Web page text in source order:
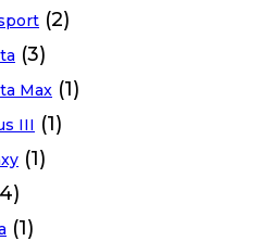
(2)
(3)
Max (1)
III (1)
(1)
(1)